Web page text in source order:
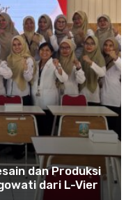
dan Produksi
dari L-Vier